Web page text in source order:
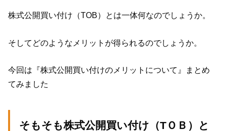
株式公開買い付け（TOB）とは一体何なのでしょうか。
そしてどのようなメリットが得られるのでしょうか。
今回は『株式公開買い付けのメリットについて』まとめ
てみました
そもそも株式公開買い付け（TＯＢ）と